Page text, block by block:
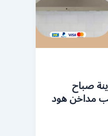
صباح
/ تركيب مداخن هود